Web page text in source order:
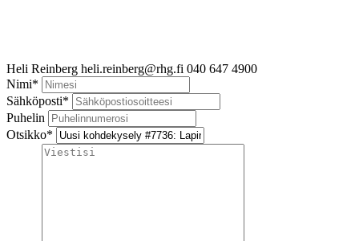
Heli Reinberg heli.reinberg@rhg.fi 040 647 4900
Nimi*
Sähköposti*
Puhelin
Otsikko*